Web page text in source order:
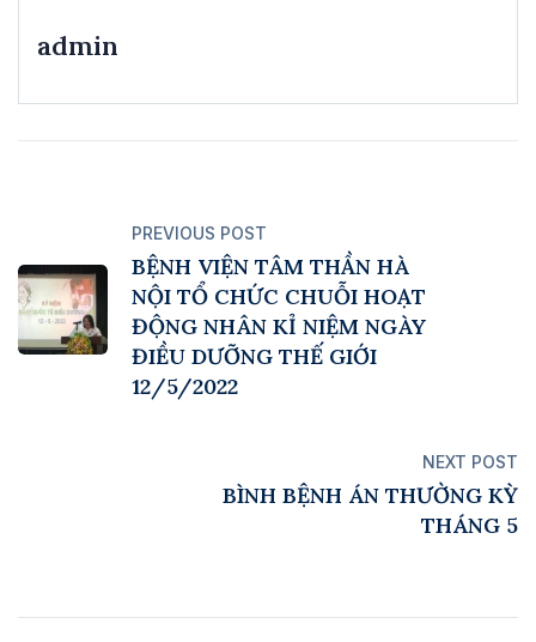
admin
PREVIOUS POST
BỆNH VIỆN TÂM THẦN HÀ
NỘI TỔ CHỨC CHUỖI HOẠT
ĐỘNG NHÂN KỈ NIỆM NGÀY
ĐIỀU DƯỠNG THẾ GIỚI
12/5/2022
NEXT POST
BÌNH BỆNH ÁN THƯỜNG KỲ
THÁNG 5